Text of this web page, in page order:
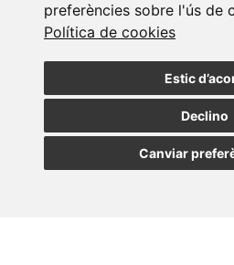
preferències sobre l'ús de
Política de cookies
Estic
Declino
Canviar
Subscriure
newsletter
Assabenta't de les nostres